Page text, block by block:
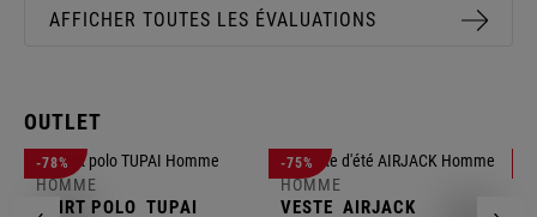
AFFICHER TOUTES LES ÉVALUATIONS
OUTLET
-78%
HOMME
SHIRT POLO TUPAI
-75%
HOMME
VESTE AIRJACK